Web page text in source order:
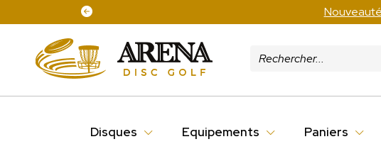
Disques Equipements Paniers